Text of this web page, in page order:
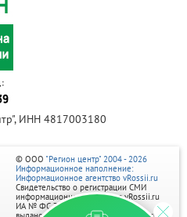
ИНН 4817003180
© ООО "Регион центр" 2004 - 2026
Информационное наполнение:
Информационное агентство vRossii.ru
Свидетельство о регистрации СМИ
информационного агентства vRossii.ru
ИА № ФС 77‑35502